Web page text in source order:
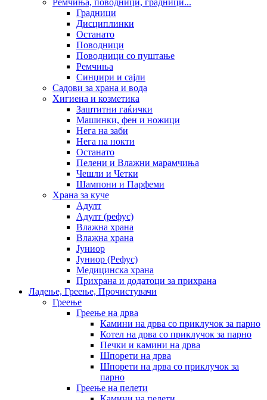
Ремчиња, поводници, градници...
Градници
Дисциплинки
Останато
Поводници
Поводници со пуштање
Ремчиња
Синџири и сајли
Садови за храна и вода
Хигиена и козметика
Заштитни гаќички
Машинки, фен и ножици
Нега на заби
Нега на нокти
Останато
Пелени и Влажни марамчиња
Чешли и Четки
Шампони и Парфеми
Храна за куче
Адулт
Адулт (рефус)
Влажна храна
Влажна храна
Јуниор
Јуниор (Рефус)
Медицинска храна
Прихрана и додатоци за прихрана
Ладење, Греење, Прочистувачи
Греење
Греење на дрва
Камини на дрва со приклучок за парно
Котел на дрва со приклучок за парно
Печки и камини на дрва
Шпорети на дрва
Шпорети на дрва со приклучок за
парно
Греење на пелети